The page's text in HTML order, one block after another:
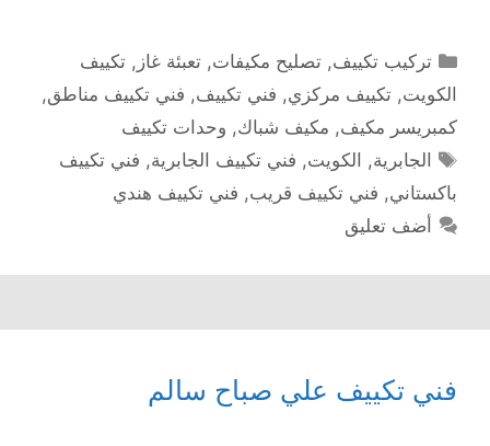
التصنيفات
تركيب تكييف,تصليح مكيفات,تعبئة غاز ,تكييف
الكويت, تكييف مركزي, فني تكييف, فني تكييف مناطق,
كمبريسر مكيف, مكيف شباك, وحدات تكييف
الوسوم
الجابرية, الكويت, فني تكييف الجابرية, فني تكييف
باكستاني, فني تكييف قريب, فني تكييف هندي
أضف تعليق
فني تكييف علي صباح سالم